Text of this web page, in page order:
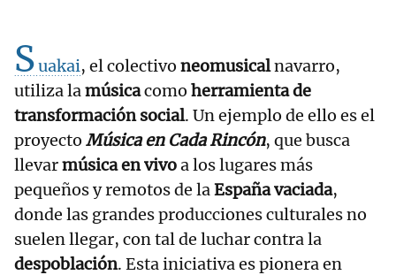
Suakai, el colectivo neomusicalnavarro,
utiliza lamúsicacomo herramienta de
transformación social. Un ejemplo de ello es el
proyecto Música en Cada Rincón, que busca
llevarmúsica en vivoa los lugares más
pequeños y remotos de laEspaña vaciada,
donde las grandes producciones culturales no
suelen llegar, con tal de luchar contra la
despoblación. Esta iniciativa es pionera en